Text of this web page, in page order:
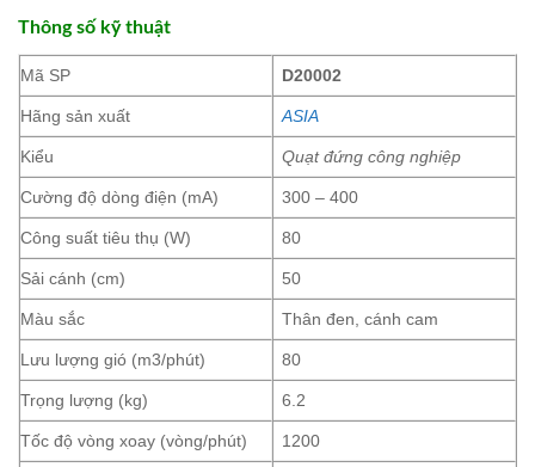
Thông số kỹ thuật
Mã SP D20002
Hãng sản xuất ASIA
Kiểu Quạt đứng công nghiệp
Cường độ dòng điện (mA) 300 – 400
Công suất tiêu thụ (W) 80
Sải cánh (cm) 50
Màu sắc Thân đen, cánh cam
Lưu lượng gió (m3/phút) 80
Trọng lượng (kg) 6.2
Tốc độ vòng xoay (vòng/phút) 1200